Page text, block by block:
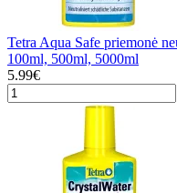
Tetra Aqua Safe priemonė
100ml, 500ml, 5000ml
5.99€